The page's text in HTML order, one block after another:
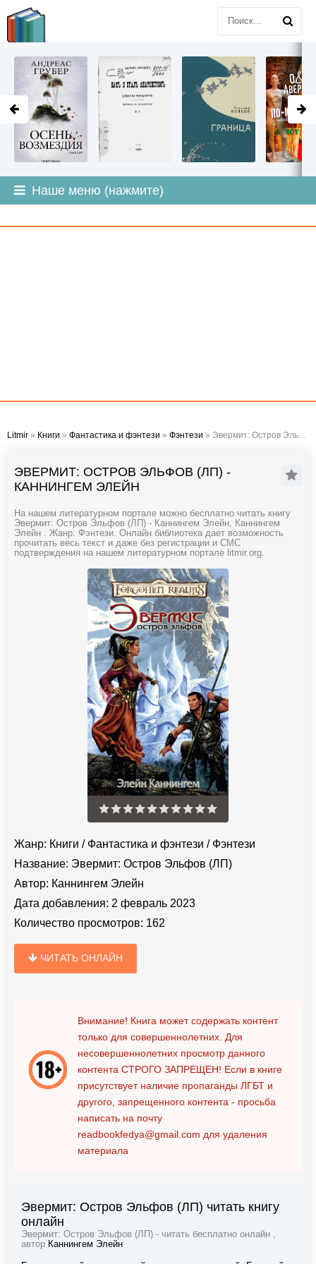
Наше меню (нажмите)
Litmir » Книги » Фантастика и фэнтези » Фэнтези » Эвермит: Остров Эльфов (ЛП) - Каннингем Элейн
ЭВЕРМИТ: ОСТРОВ ЭЛЬФОВ (ЛП) -
КАННИНГЕМ ЭЛЕЙН
На нашем литературном портале можно бесплатно читать книгу
Эвермит: Остров Эльфов (ЛП) - Каннингем Элейн, Каннингем
Элейн . Жанр: Фэнтези. Онлайн библиотека дает возможность
прочитать весь текст и даже без регистрации и СМС
подтверждения на нашем литературном портале litmir.org.
Жанр: Книги / Фантастика и фэнтези / Фэнтези
Название: Эвермит: Остров Эльфов (ЛП)
Автор: Каннингем Элейн
Дата добавления: 2 февраль 2023
Количество просмотров: 162
ЧИТАТЬ ОНЛАЙН
Внимание! Книга может содержать контент
только для совершеннолетних. Для
несовершеннолетних просмотр данного
контента СТРОГО ЗАПРЕЩЕН! Если в книге
присутствует наличие пропаганды ЛГБТ и
другого, запрещенного контента - просьба
написать на почту
readbookfedya@gmail.com для удаления
материала
Эвермит: Остров Эльфов (ЛП) читать книгу
онлайн
Эвермит: Остров Эльфов (ЛП) - читать бесплатно онлайн ,
автор Каннингем Элейн
LITMIR.ORG